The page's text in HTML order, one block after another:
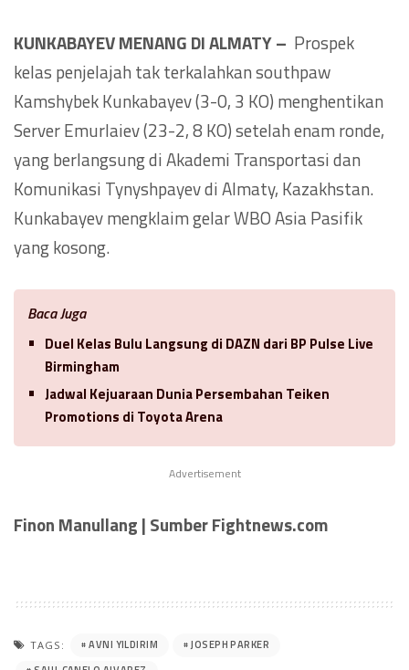
KUNKABAYEV MENANG DI ALMATY – Prospek
kelas penjelajah tak terkalahkan southpaw
Kamshybek Kunkabayev (3-0, 3 KO) menghentikan
Server Emurlaiev (23-2, 8 KO) setelah enam ronde,
yang berlangsung di Akademi Transportasi dan
Komunikasi Tynyshpayev di Almaty, Kazakhstan.
Kunkabayev mengklaim gelar WBO Asia Pasifik
yang kosong.
Baca Juga
Duel Kelas Bulu Langsung di DAZN dari BP Pulse Live
Birmingham
Jadwal Kejuaraan Dunia Persembahan Teiken
Promotions di Toyota Arena
Advertisement
Finon Manullang | Sumber Fightnews.com
TAGS: AVNI YILDIRIM
JOSEPH PARKER